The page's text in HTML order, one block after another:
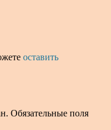
оставить
Обязательные поля